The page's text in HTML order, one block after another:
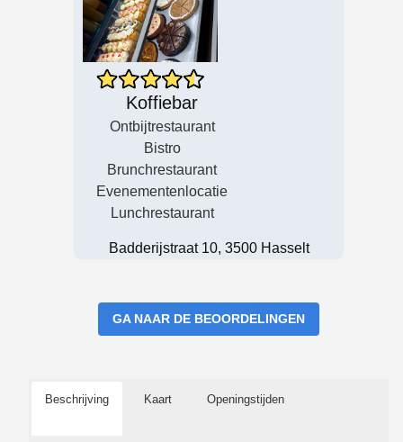
Koffiebar
Ontbijtrestaurant
Bistro
Brunchrestaurant
Evenementenlocatie
Lunchrestaurant
Badderijstraat 10, 3500 Hasselt
GA NAAR DE BEOORDELINGEN
Beschrijving Kaart Openingstijden